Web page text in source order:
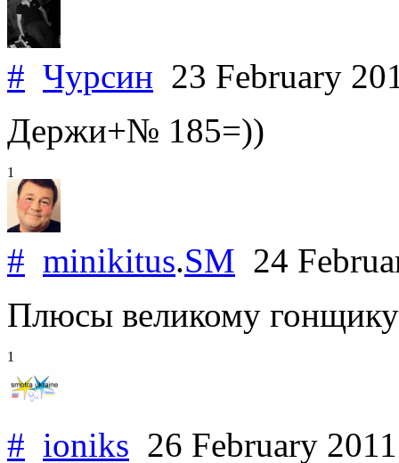
# Чурсин 23 February
Держи+№ 185=))
1
# minikitus.SM 24
Плюсы великому
1
# ioniks 26 February